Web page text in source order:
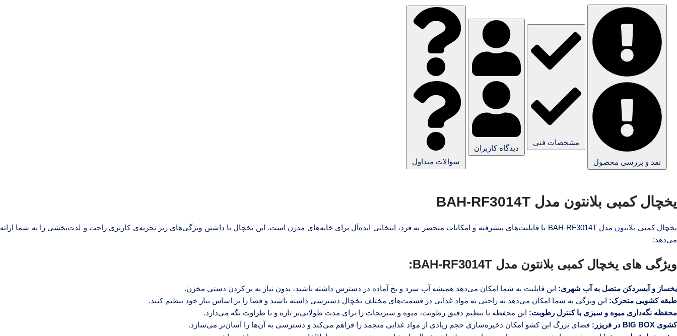
نقد و بررسی محصول
مشخصات فنی
دیدگاه کاربران
سوالات متداول
یخچال کمبی بلانتون مدل BAH-RF3014T
یخچال کمبی بلانتون
مدل BAH-RF3014T با قابلیت‌های پیشرفته و امکانات منحصر به فرد، انتخابی ایده‌آل برای خانه‌های مدرن است. این یخچال با داشتن ویژگی‌های زیر تجربه‌ی کاربری راحت و لذت‌بخشی را به شما ارائه
می‌دهد:
ویژگی های یخچال کمبی بلانتون مدل BAH-RF3014T:
یخساز و آبسردکن متصل به آب شهری: این قابلیت به شما امکان می‌دهد همیشه آب سرد و یخ آماده در دسترس داشته باشید، بدون نیاز به پر کردن دستی مخزن.
طبقه کشویی متحرک: این ویژگی به شما امکان می‌دهد به راحتی به مواد غذایی در قسمت‌های مختلف یخچال دسترسی داشته باشید و فضا را بر اساس نیاز خود تنظیم کنید.
محفظه نگه‌داری میوه و سبزی با کنترل رطوبت: این محفظه با تنظیم دقیق رطوبت، میوه و سبزیجات را برای مدت طولانی‌تر تازه و با طراوت نگه می‌دارد.
کشوی BIG BOX در فریزر:
فضای بزرگ این کشو امکان ذخیره‌سازی حجم زیادی از مواد غذایی منجمد را فراهم می‌کند و دسترسی به آن‌ها را آسان‌تر می‌سازد.